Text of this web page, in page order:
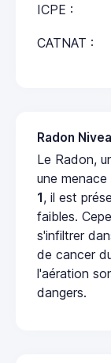
ICPE :
CATNAT :
Radon
Le Radon,
une menace
1, il est
faibles.
s'infiltrer
de cancer
l'aération
dangers.